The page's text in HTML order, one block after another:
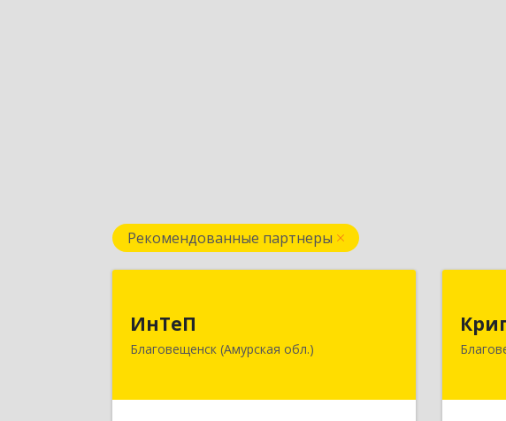
Рекомендованные партнеры
ИнТеП
Благовещенск (Амурская обл.)
г, Горького ул, дом № 172/1
Подробнее